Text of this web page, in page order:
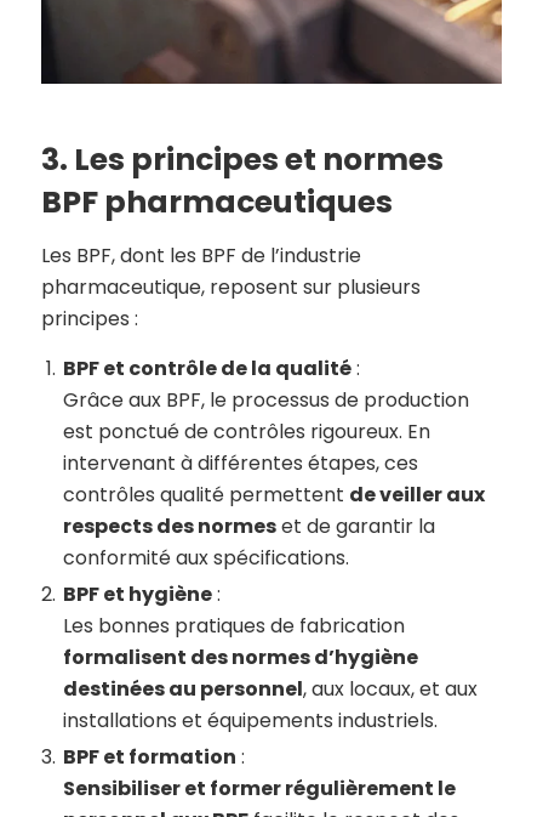
3. Les principes et normes
BPF pharmaceutiques
Les BPF, dont les BPF de l’industrie
pharmaceutique, reposent sur plusieurs
principes :
BPF et contrôle de la qualité:
Grâce aux BPF, le processus de production
est ponctué de contrôles rigoureux. En
intervenant à différentes étapes, ces
contrôles qualité permettent de veiller aux
respects des normeset de garantir la
conformité aux spécifications.
BPF et hygiène:
Les bonnes pratiques de fabrication
formalisent des normes d’hygiène
destinées au personnel, aux locaux, et aux
installations et équipements industriels.
BPF et formation :
Sensibiliser et former régulièrement le